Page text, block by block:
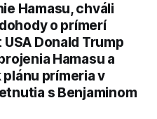
Hamasu, chváli
o prímerí
Donald Trump
Hamasu a
prímeria v
s Benjaminom